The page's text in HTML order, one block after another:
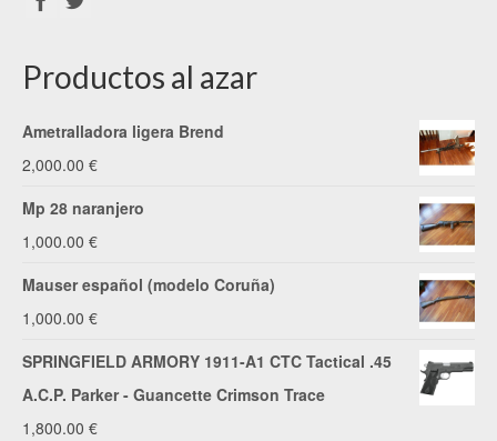
Productos al azar
Ametralladora ligera Brend
2,000.00 €
Mp 28 naranjero
1,000.00 €
Mauser español (modelo Coruña)
1,000.00 €
SPRINGFIELD ARMORY 1911-A1 CTC Tactical .45
A.C.P. Parker - Guancette Crimson Trace
1,800.00 €